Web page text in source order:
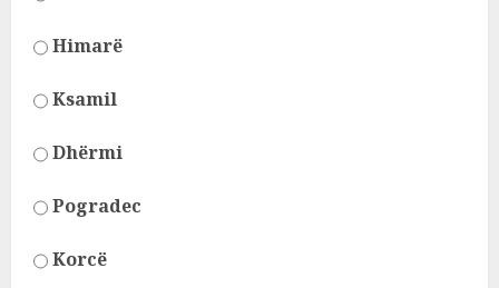
Himarë
Ksamil
Dhërmi
Pogradec
Korcë